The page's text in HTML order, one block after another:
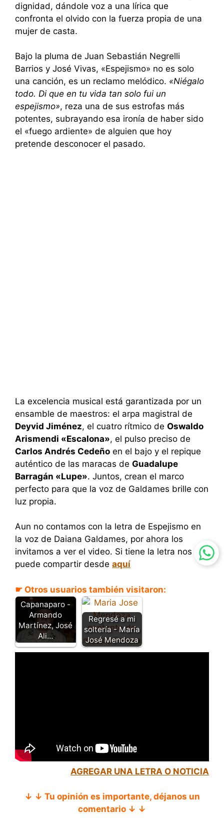
dignidad, dándole voz a una lírica que
confronta el olvido con la fuerza propia de una
mujer de casta.
Bajo la pluma de Juan Sebastián Negrelli
Barrios y José Vivas, «Espejismo» no es solo
una canción, es un reclamo melódico. «Niégalo
todo. Di que en tu vida tan solo fui un
espejismo», reza una de sus estrofas más
potentes, subrayando esa ironía de haber sido
el «fuego ardiente» de alguien que hoy
pretende desconocer el pasado.
La excelencia musical está garantizada por un
ensamble de maestros: el arpa magistral de
Deyvid Jiménez, el cuatro rítmico de Oswaldo
Arismendi «Escalona», el pulso preciso de
Carlos Andrés Cedeño en el bajo y el repique
auténtico de las maracas de Guadalupe
Barragán «Lupe». Juntos, crean el marco
perfecto para que la voz de Galdames brille con
luz propia.
Aun no contamos con la letra de Espejismo en
la voz de Daiana Galdames, por ahora los
invitamos a ver el video. Si tiene la letra nos la
puede compartir desde aquí
☛ Otros usuarios también visitaron:
Luna del
Capanaparo -
Armando
Martínez, José
Ali…
Regresé a mi
soltería - María
José Mendoza
AGREGAR UNA LETRA O NOTICIA
↓ ↓ Tu opinión es importante, déjanos un
comentario ↓ ↓